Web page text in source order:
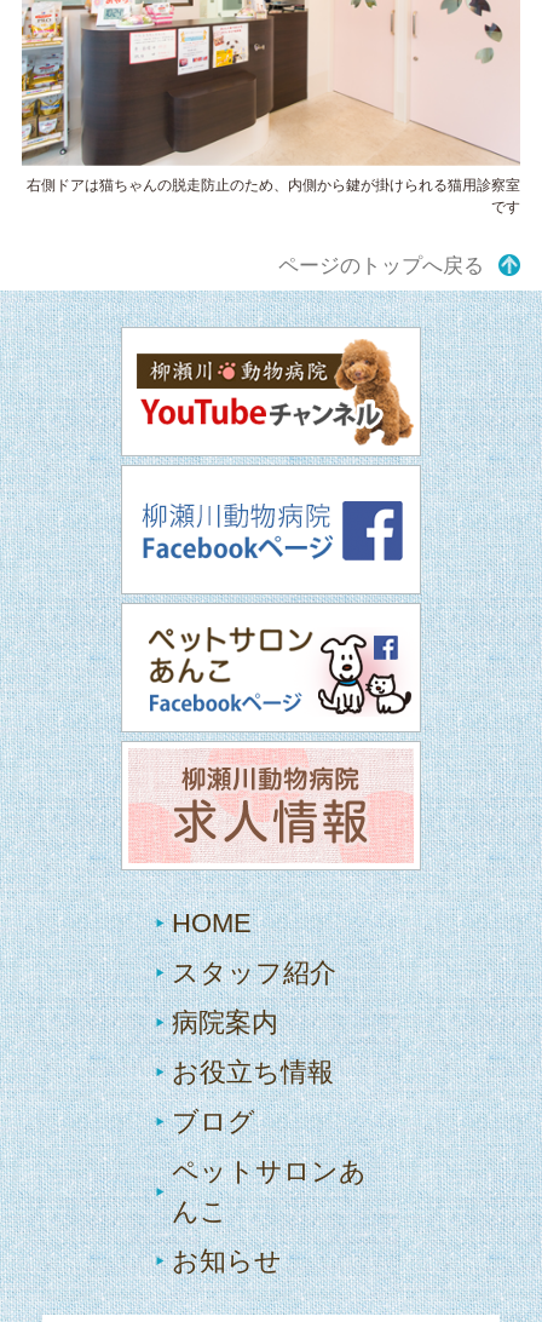
右側ドアは猫ちゃんの脱走防止のため、内側から鍵が掛けられる猫用診察室
です
ページのトップへ戻る
HOME
スタッフ紹介
病院案内
お役立ち情報
ブログ
ペットサロンあ
んこ
お知らせ